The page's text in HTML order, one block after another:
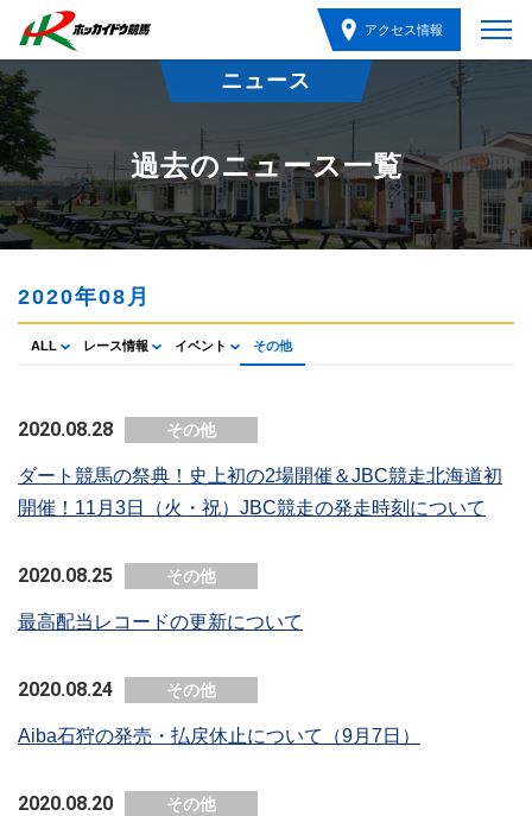
アクセス情報
ニュース
過去のニュース一覧
2020年08月
ALL レース情報 イベント その他
2020.08.28 その他
ダート競馬の祭典！史上初の2場開催＆JBC競走北海道初
開催！11月3日（火・祝）JBC競走の発走時刻について
2020.08.25 その他
最高配当レコードの更新について
2020.08.24 その他
Aiba石狩の発売・払戻休止について（9月7日）
2020.08.20 その他